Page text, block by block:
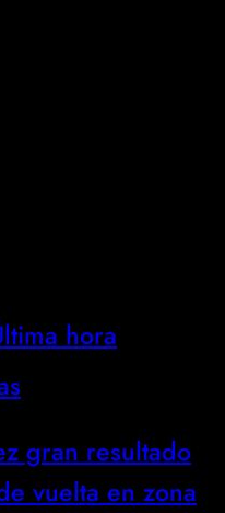
hora
gran resultado
vuelta en zona